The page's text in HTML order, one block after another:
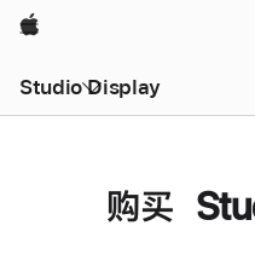
Apple
Studio Display
购买